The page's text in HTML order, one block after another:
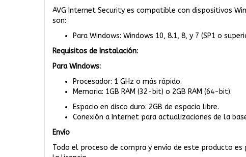
AVG Internet Security es compatible con dispositivos
son:
Para Windows: Windows 10, 8.1, 8, y 7 (SP1 o
Requisitos de Instalación:
Para Windows:
Procesador: 1 GHz o más rápido.
Memoria: 1GB RAM (32-bit) o 2GB RAM (64-bit).
Espacio en disco duro: 2GB de espacio libre.
Conexión a Internet para actualizaciones de la
Envío
Todo el proceso de compra y envío de este producto